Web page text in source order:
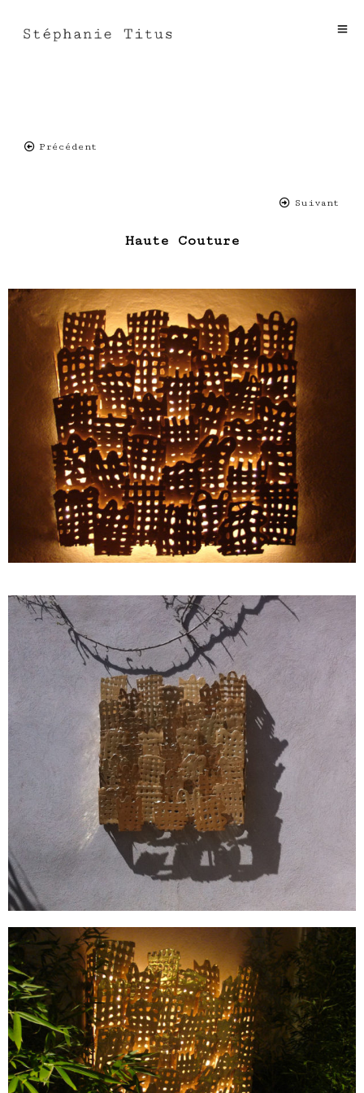
Précédent
Suivant
Haute Couture